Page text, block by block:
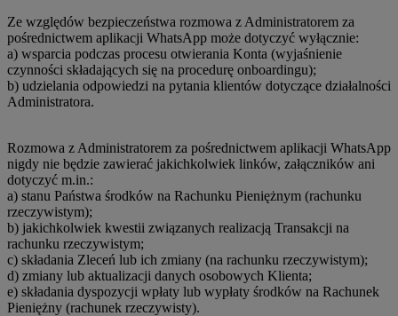
Ze względów bezpieczeństwa rozmowa z Administratorem za
pośrednictwem aplikacji WhatsApp może dotyczyć wyłącznie:
a) wsparcia podczas procesu otwierania Konta (wyjaśnienie
czynności składających się na procedurę onboardingu);
b) udzielania odpowiedzi na pytania klientów dotyczące działalności
Administratora.
Rozmowa z Administratorem za pośrednictwem aplikacji WhatsApp
nigdy nie będzie zawierać jakichkolwiek linków, załączników ani
dotyczyć m.in.:
a) stanu Państwa środków na Rachunku Pieniężnym (rachunku
rzeczywistym);
b) jakichkolwiek kwestii związanych realizacją Transakcji na
rachunku rzeczywistym;
c) składania Zleceń lub ich zmiany (na rachunku rzeczywistym);
d) zmiany lub aktualizacji danych osobowych Klienta;
e) składania dyspozycji wpłaty lub wypłaty środków na Rachunek
Pieniężny (rachunek rzeczywisty).